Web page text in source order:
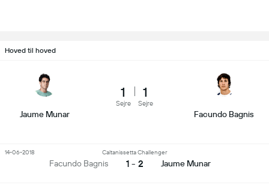
Hoved til hoved
Jaume Munar
1
Sejre
1
Sejre
Facundo Bagnis
Facundo Bagnis
Caltanissetta Challenger
1 - 2 Jaume Munar
14-06-2018